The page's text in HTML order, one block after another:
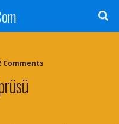
Comments